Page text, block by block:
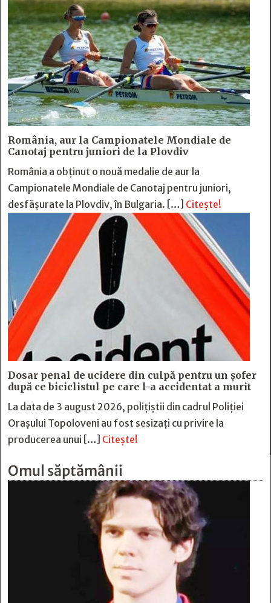
România, aur la Campionatele Mondiale de
Canotaj pentru juniori de la Plovdiv
România a obținut o nouă medalie de aur la
Campionatele Mondiale de Canotaj pentru juniori,
desfășurate la Plovdiv, în Bulgaria. […] Citește!
Dosar penal de ucidere din culpă pentru un șofer
după ce biciclistul pe care l-a accidentat a murit
La data de 3 august 2026, polițiștii din cadrul Poliției
Orașului Topoloveni au fost sesizați cu privire la
producerea unui […] Citește!
Omul săptămânii